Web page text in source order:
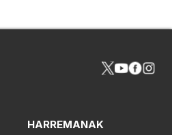
HARREMANAK